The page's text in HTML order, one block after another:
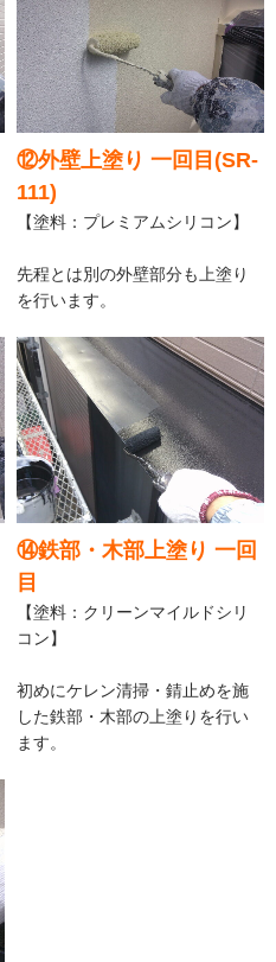
⑫外壁上塗り 一回目(SR-
111)
【塗料：プレミアムシリコン】
先程とは別の外壁部分も上塗り
を行います。
⑭鉄部・木部上塗り 一回
目
【塗料：クリーンマイルドシリ
コン】
初めにケレン清掃・錆止めを施
した鉄部・木部の上塗りを行い
ます。